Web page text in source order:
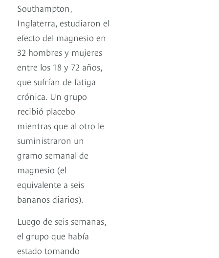
Southampton,
Inglaterra, estudiaron el
efecto del magnesio en
32 hombres y mujeres
entre los 18 y 72 años,
que sufrían de fatiga
crónica. Un grupo
recibió placebo
mientras que al otro le
suministraron un
gramo semanal de
magnesio (el
equivalente a seis
bananos diarios).
Luego de seis semanas,
el grupo que había
estado tomando